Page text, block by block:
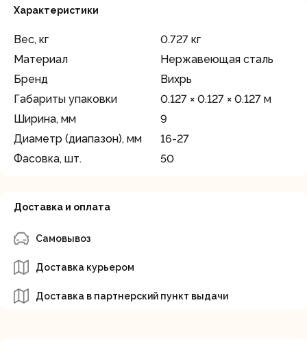
Характеристики
Вес, кг
0.727 кг
Материал
Нержавеющая сталь
Бренд
Вихрь
Габариты упаковки
0.127 × 0.127 × 0.127 м
Ширина, мм
9
Диаметр (диапазон), мм
16-27
Фасовка, шт.
50
Доставка и оплата
Самовывоз
Доставка курьером
Доставка в партнерский пункт выдачи